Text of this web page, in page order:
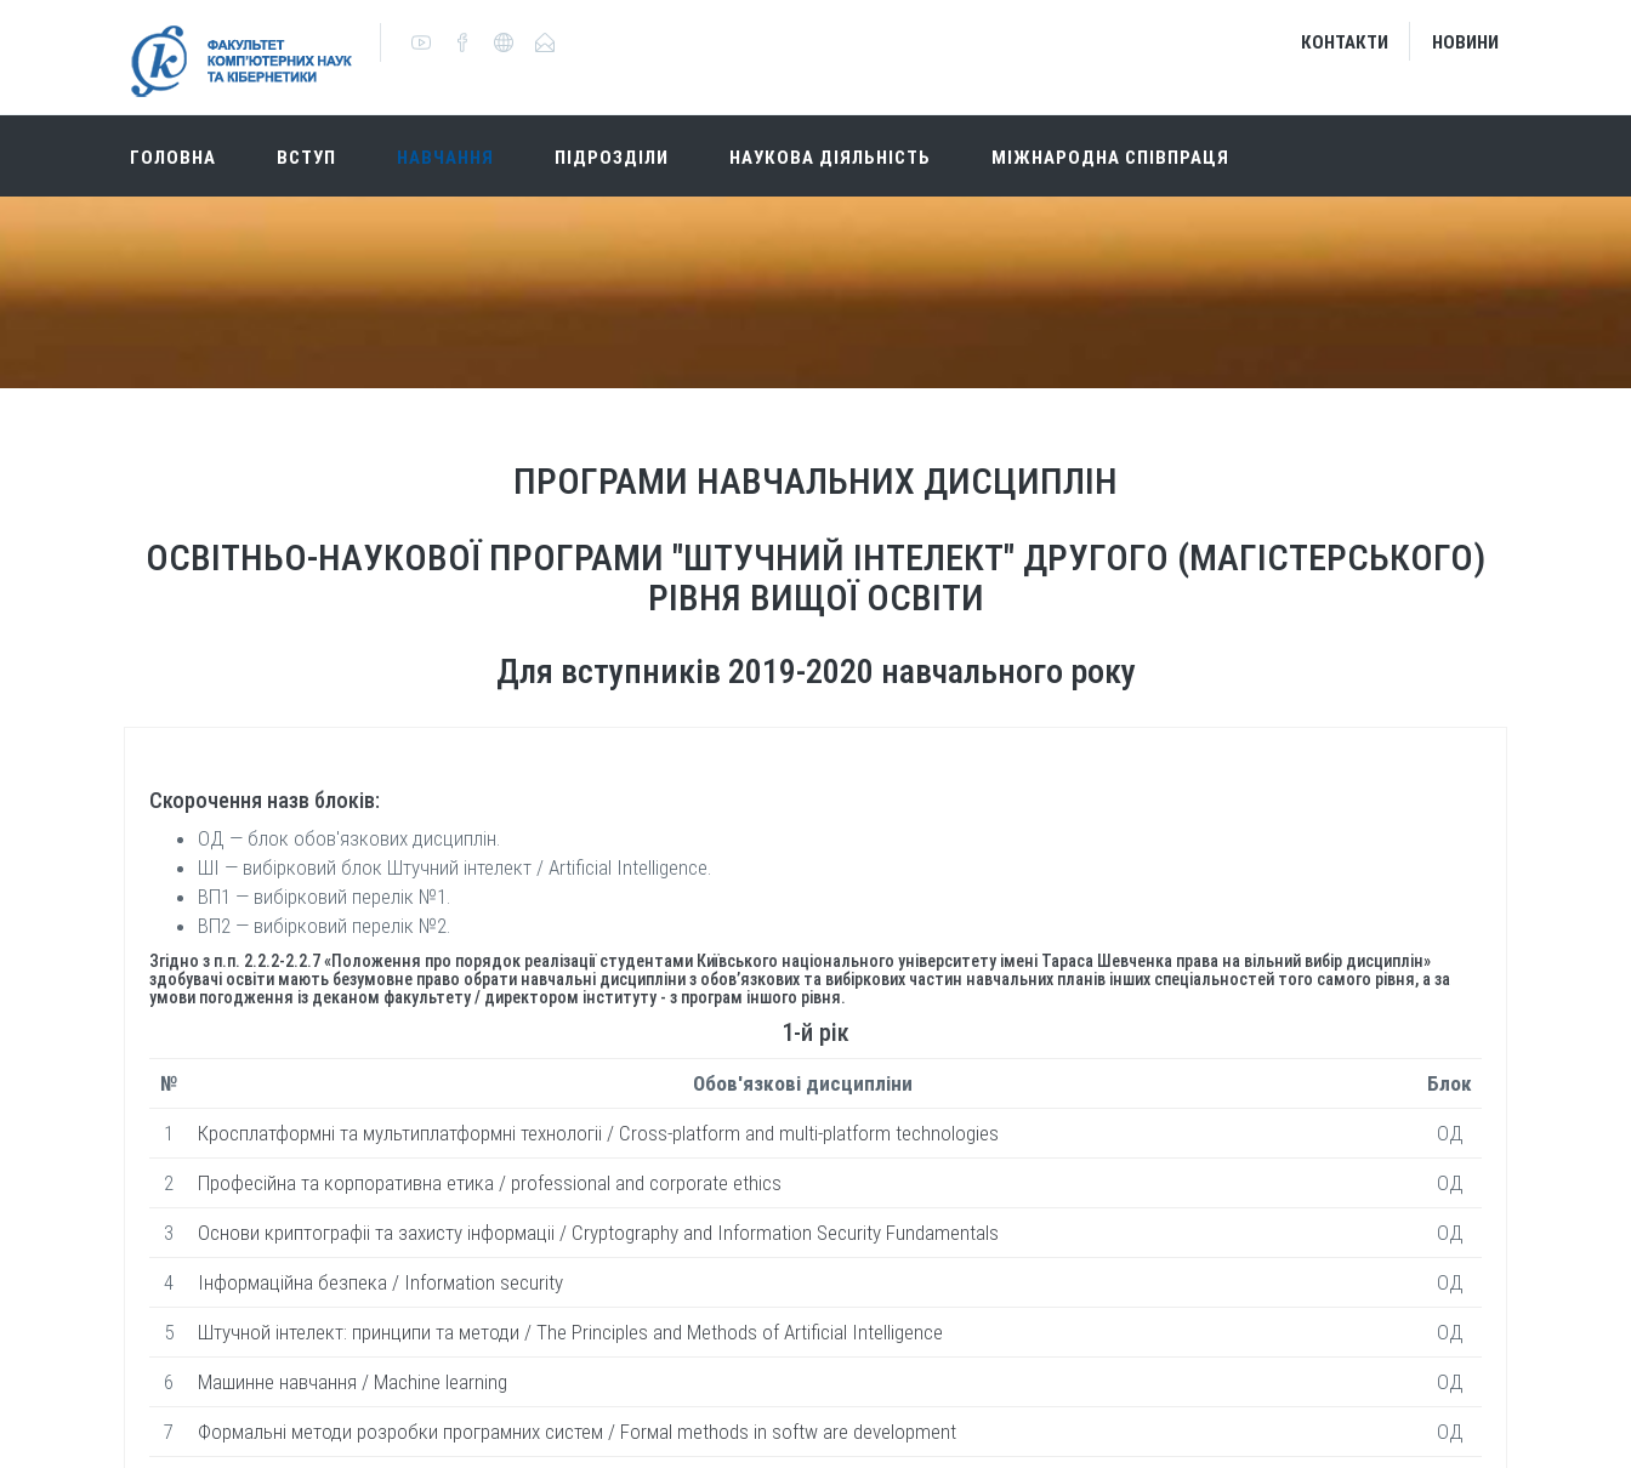
КОНТАКТИ НОВИНИ
ГОЛОВНА ВСТУП НАВЧАННЯ ПІДРОЗДІЛИ НАУКОВА ДІЯЛЬНІСТЬ МІЖНАРОДНА СПІВПРАЦЯ
ПРОГРАМИ НАВЧАЛЬНИХ ДИСЦИПЛІН
ОСВІТНЬО-НАУКОВОЇ ПРОГРАМИ "ШТУЧНИЙ ІНТЕЛЕКТ" ДРУГОГО (МАГІСТЕРСЬКОГО)
РІВНЯ ВИЩОЇ ОСВІТИ
Для вступників 2019-2020 навчального року
Скорочення назв блоків:
ОД — блок обов'язкових дисциплін.
ШІ — вибірковий блок Штучний інтелект / Artificial Intelligence.
ВП1 — вибірковий перелік №1.
ВП2 — вибірковий перелік №2.
Згідно з п.п. 2.2.2-2.2.7 «Положення про порядок реалізації студентами Київського національного університету імені Тараса Шевченка права на вільний вибір дисциплін»
здобувачі освіти мають безумовне право обрати навчальні дисципліни з обов’язкових та вибіркових частин навчальних планів інших спеціальностей того самого рівня, а за
умови погодження із деканом факультету / директором інституту - з програм іншого рівня.
1-й рік
№ Обов'язкові дисципліни Блок
1 Кросплатформнi та мультиплатформнi технологii / Cross-platform and multi-platform technologies ОД
2 Професійна та корпоративна етика / professional and corporate ethics ОД
3 Основи криптографii та захисту iнформацii / Cryptography and Information Security Fundamentals ОД
4 Інформацiйна безпека / Inforмation security ОД
5 Штучной iнтелект: принципи та методи / The Principles and Methods of Artificial Intelligence ОД
6 Машинне навчання / Machine learning ОД
7 Формальнi методи розробки програмних систем / Forмal methods in softw are development ОД